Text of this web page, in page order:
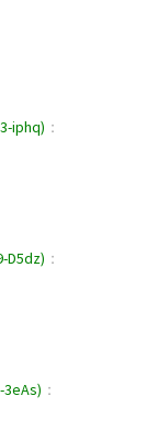
iphq) ：
D5dz) ：
：